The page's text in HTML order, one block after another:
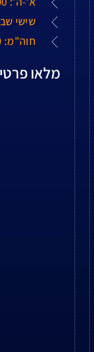
שישי
חוה"מ: 08:00-13:00
מלאו